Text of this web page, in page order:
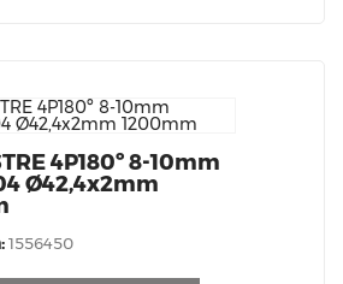
4P180º 8-10mm
Ø42,4x2mm
1556450